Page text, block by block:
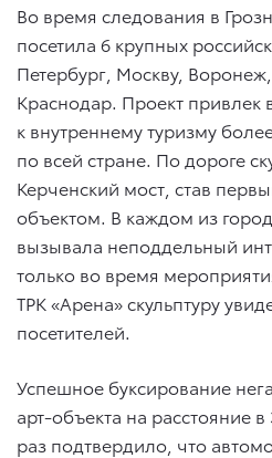
Во время следования в
посетила 6 крупных
Петербург, Москву,
Краснодар. Проект привлек
к внутреннему туризму
по всей стране. По дороге
Керченский мост, став
объектом. В каждом из
вызывала неподдельный
только во время
ТРК «Арена» скульптуру
посетителей.
Успешное буксирование
арт-объекта на расстояние
раз подтвердило, что